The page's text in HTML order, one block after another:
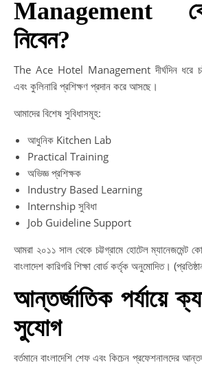
Management
নিবেন?
The Ace Hotel Management দীর্ঘদিন ধরে
এবং কুলিনারি প্রশিক্ষণ প্রদান করে আসছে।
আমাদের বিশেষ সুবিধাসমূহ:
আধুনিক Kitchen Lab
Practical Training
অভিজ্ঞ প্রশিক্ষক
Industry Based Learning
Internship সুবিধা
Job Guideline Support
আমরা ২০১১ সাল থেকে চট্টগ্রামে হোটেল ম্যানেজমেন্ট
বাংলাদেশ কারিগরি শিক্ষা বোর্ড কর্তৃক অনুমোদিত।
আন্তর্জাতিক পর্যায়ে
সুযোগ
বর্তমানে বাংলাদেশি শেফ এবং কিচেন প্রফেশনালদের